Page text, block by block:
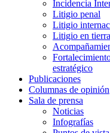
Incidencia
Litigio penal
Litigio
Litigio en
estratégico
Publicaciones
Columnas de opinión
Sala de prensa
Noticias
Infografías